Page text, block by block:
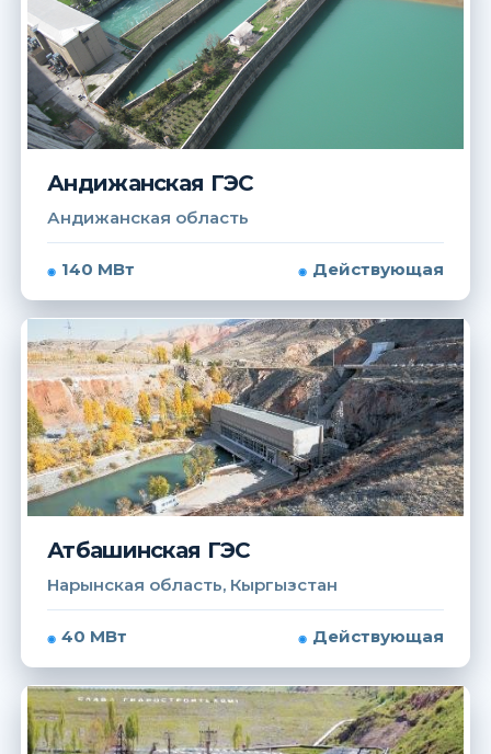
Андижанская ГЭС
Андижанская область
140 МВт Действующая
Атбашинская ГЭС
Нарынская область, Кыргызстан
40 МВт Действующая